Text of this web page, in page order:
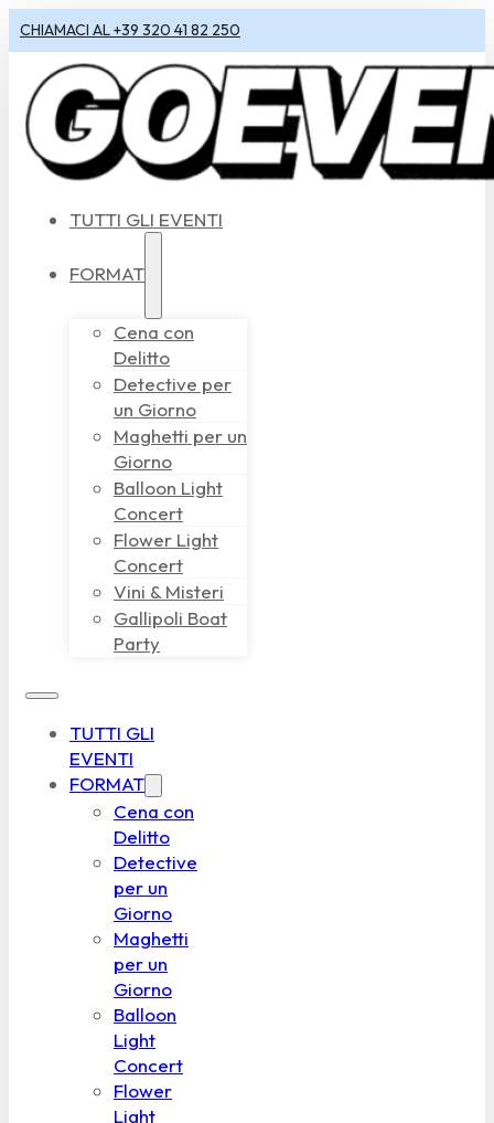
CHIAMACI AL +39 320 41 82 250
TUTTI GLI EVENTI
FORMAT
Cena con
Delitto
Detective per
un Giorno
Maghetti per un
Giorno
Balloon Light
Concert
Flower Light
Concert
Vini & Misteri
Gallipoli Boat
Party
TUTTI GLI
EVENTI
FORMAT
Cena con
Delitto
Detective
per un
Giorno
Maghetti
per un
Giorno
Balloon
Light
Concert
Flower
Light